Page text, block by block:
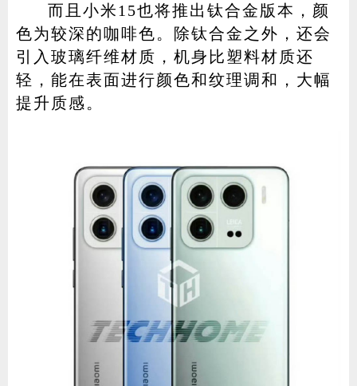
而且小米15也将推出钛合金版本，颜
色为较深的咖啡色。除钛合金之外，还会
引入玻璃纤维材质，机身比塑料材质还
轻，能在表面进行颜色和纹理调和，大幅
提升质感。